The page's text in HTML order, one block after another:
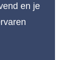
en je